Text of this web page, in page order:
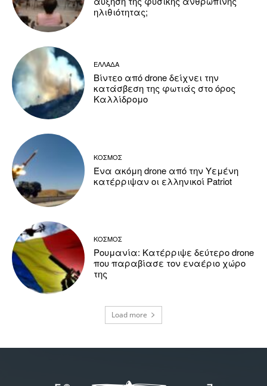
ηλιθιότητας;
ΕΛΛΑΔΑ
Βίντεο από drone δείχνει την
κατάσβεση της φωτιάς στο όρος
Καλλίδρομο
ΚΟΣΜΟΣ
Ένα ακόμη drone από την Υεμένη
κατέρριψαν οι ελληνικοί Patriot
ΚΟΣΜΟΣ
Ρουμανία: Κατέρριψε δεύτερο drone
που παραβίασε τον εναέριο χώρο
της
Load more